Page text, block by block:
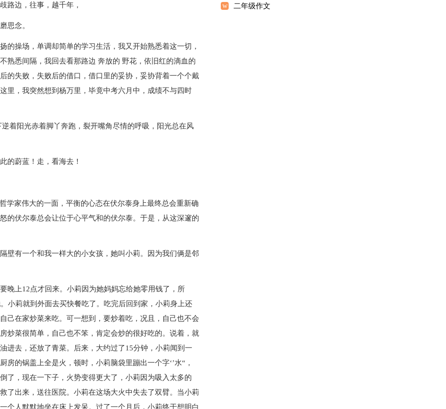
路边，往事，越千年，
思念。
的操场，单调却简单的学习生活，我又开始熟悉着这一切，
熟悉间隔，我回去看那路边 奔放的 野花，依旧红的滴血的
的失败，失败后的借口，借口里的妥协，妥协背着一个个戴
里，我突然想到杨万里，毕竟中考六月中，成绩不与四时
着阳光赤着脚丫奔跑，裂开嘴角尽情的呼吸，阳光总在风
的蔚蓝！走，看海去！
学家伟大的一面，平衡的心态在伏尔泰身上最终总会重新确
的伏尔泰总会让位于心平气和的伏尔泰。于是，从这深邃的
壁有一个和我一样大的小女孩，她叫小莉。因为我们俩是邻
晚上12点才回来。小莉因为她妈妈忘给她零用钱了，所
小莉就到外面去买快餐吃了。吃完后回到家，小莉身上还
己在家炒菜来吃。可一想到，要炒着吃，况且，自己也不会
炒菜很简单，自己也不笨，肯定会炒的很好吃的。说着，就
进去，还放了青菜。后来，大约过了15分钟，小莉闻到一
的锅盖上全是火，顿时，小莉脑袋里蹦出一个字‘’水“，
了，现在一下子，火势变得更大了，小莉因为吸入太多的
了出来，送往医院。小莉在这场大火中失去了双臂。当小莉
个人默默地坐在床上发呆。过了一个月后，小莉终于想明白
二年级作文